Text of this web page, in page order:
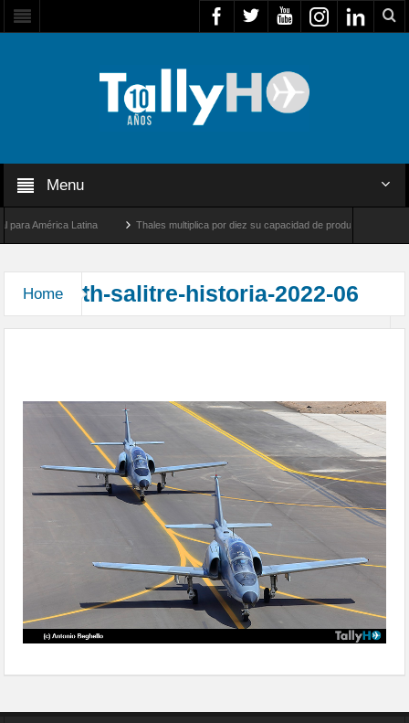
Menu
América Latina Thales multiplica por diez su capacidad de producción de
Home th-salitre-historia-2022-06